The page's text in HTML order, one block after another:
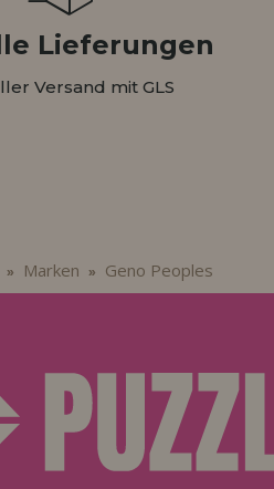
Lieferungen
Versand mit GLS
» Marken » Geno Peoples